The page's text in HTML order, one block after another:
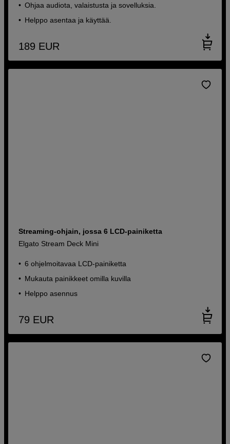
Ohjaa audiota, valaistusta ja sovelluksia.
Helppo asentaa ja käyttää.
189 EUR
Streaming-ohjain, jossa 6 LCD-painiketta
Elgato Stream Deck Mini
6 ohjelmoitavaa LCD-painiketta
Mukauta painikkeet omilla kuvilla
Helppo asennus
79 EUR